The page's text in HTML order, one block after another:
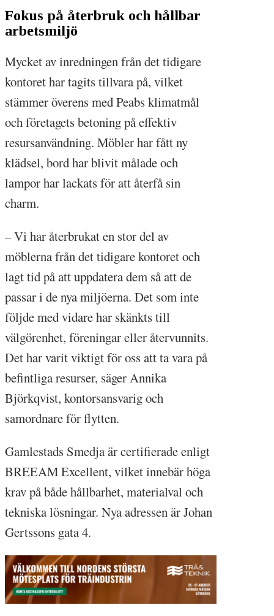
Fokus på återbruk och hållbar
arbetsmiljö
Mycket av inredningen från det tidigare
kontoret har tagits tillvara på, vilket
stämmer överens med Peabs klimatmål
och företagets betoning på effektiv
resursanvändning. Möbler har fått ny
klädsel, bord har blivit målade och
lampor har lackats för att återfå sin
charm.
– Vi har återbrukat en stor del av
möblerna från det tidigare kontoret och
lagt tid på att uppdatera dem så att de
passar i de nya miljöerna. Det som inte
följde med vidare har skänkts till
välgörenhet, föreningar eller återvunnits.
Det har varit viktigt för oss att ta vara på
befintliga resurser, säger Annika
Björkqvist, kontorsansvarig och
samordnare för flytten.
Gamlestads Smedja är certifierade enligt
BREEAM Excellent, vilket innebär höga
krav på både hållbarhet, materialval och
tekniska lösningar. Nya adressen är Johan
Gertssons gata 4.